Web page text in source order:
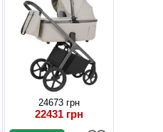
24673 грн
22431 грн